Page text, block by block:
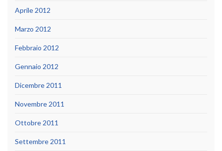
Aprile 2012
Marzo 2012
Febbraio 2012
Gennaio 2012
Dicembre 2011
Novembre 2011
Ottobre 2011
Settembre 2011